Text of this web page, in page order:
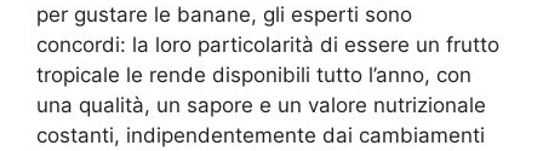
per gustare le banane, gli esperti sono
concordi: la loro particolarità di essere un frutto
tropicale le rende disponibili tutto l’anno, con
una qualità, un sapore e un valore nutrizionale
costanti, indipendentemente dai cambiamenti